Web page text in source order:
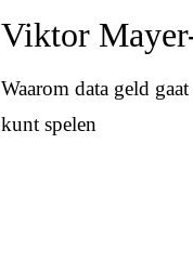
Viktor
Waarom data geld
kunt spelen